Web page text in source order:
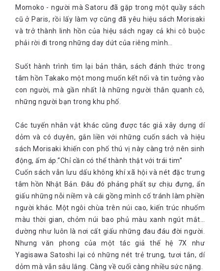
Momoko - người mà Satoru đã gặp trong một quầy sách
cũ ở Paris, rồi lấy làm vợ cũng đã yêu hiệu sách Morisaki
và trở thành linh hồn của hiệu sách ngay cả khi cô buộc
phải rời đi trong những day dứt của riêng mình…
Suốt hành trình tìm lại bản thân, sách đánh thức trong
tâm hồn Takako một mong muốn kết nối và tin tưởng vào
con người, mà gần nhất là những người thân quanh cô,
những người bạn trong khu phố.
Các tuyến nhân vật khác cũng được tác giả xây dựng dí
dỏm và có duyên, gắn liền với những cuốn sách và hiệu
sách Morisaki khiến con phố thú vị này càng trở nên sinh
động, ấm áp.“Chỉ cần có thể thành thật với trái tim”
Cuốn sách vẫn lưu dấu không khí xã hội và nét đặc trưng
tâm hồn Nhật Bản. Đâu đó phảng phất sự chịu đựng, ẩn
giấu những nỗi niềm và cái gồng mình cố tránh làm phiền
người khác. Một ngôi chùa trên núi cao, kiến trúc nhuốm
màu thời gian, chỏm núi bao phủ màu xanh ngút mắt…
dường như luôn là nơi cất giấu những đau đáu đời người.
Nhưng văn phong của một tác giả thế hệ 7X như
Yagisawa Satoshi lại có những nét trẻ trung, tươi tắn, dí
dỏm mà vẫn sâu lắng. Càng về cuối càng nhiều sức nặng.